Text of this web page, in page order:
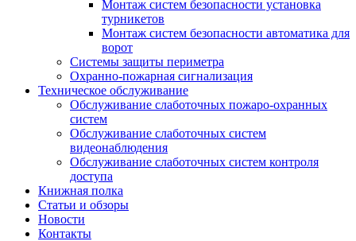
Монтаж систем безопасности установка
турникетов
Монтаж систем безопасности автоматика для
ворот
Системы защиты периметра
Охранно-пожарная сигнализация
Техническое обслуживание
Обслуживание слаботочных пожаро-охранных
систем
Обслуживание слаботочных систем
видеонаблюдения
Обслуживание слаботочных систем контроля
доступа
Книжная полка
Статьи и обзоры
Новости
Контакты